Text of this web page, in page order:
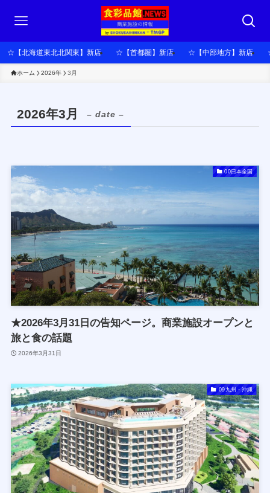
☆【北海道東北北関東】新店 ☆【首都圏】新店 ☆【中部地方】新店
ホーム 2026年 3月
2026年3月 – date –
00日本全国
★2026年3月31日の告知ページ。商業施設オープンと
旅と食の話題
2026年3月31日
09九州・沖縄